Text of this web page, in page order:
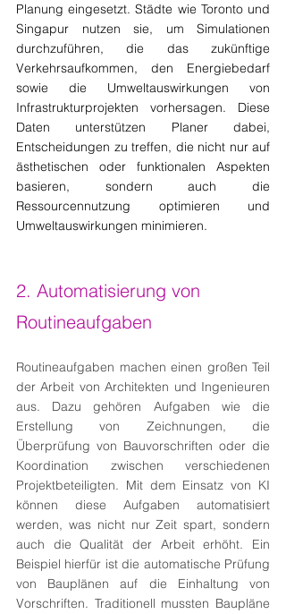
Planung eingesetzt. Städte wie Toronto und
Singapur nutzen sie, um Simulationen
durchzuführen, die das zukünftige
Verkehrsaufkommen, den Energiebedarf
sowie die Umweltauswirkungen von
Infrastrukturprojekten vorhersagen. Diese
Daten unterstützen Planer dabei,
Entscheidungen zu treffen, die nicht nur auf
ästhetischen oder funktionalen Aspekten
basieren, sondern auch die
Ressourcennutzung optimieren und
Umweltauswirkungen minimieren.
2. Automatisierung von
Routineaufgaben
Routineaufgaben machen einen großen Teil
der Arbeit von Architekten und Ingenieuren
aus. Dazu gehören Aufgaben wie die
Erstellung von Zeichnungen, die
Überprüfung von Bauvorschriften oder die
Koordination zwischen verschiedenen
Projektbeteiligten. Mit dem Einsatz von KI
können diese Aufgaben automatisiert
werden, was nicht nur Zeit spart, sondern
auch die Qualität der Arbeit erhöht. Ein
Beispiel hierfür ist die automatische Prüfung
von Bauplänen auf die Einhaltung von
Vorschriften. Traditionell mussten Baupläne